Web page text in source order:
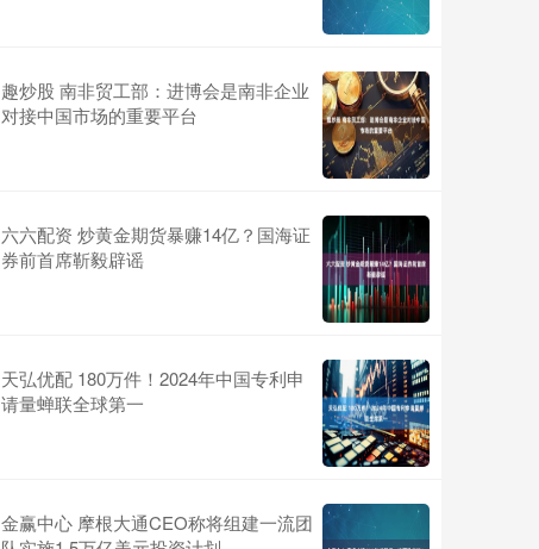
趣炒股 南非贸工部：进博会是南非企业
对接中国市场的重要平台
六六配资 炒黄金期货暴赚14亿？国海证
券前首席靳毅辟谣
天弘优配 180万件！2024年中国专利申
请量蝉联全球第一
金赢中心 摩根大通CEO称将组建一流团